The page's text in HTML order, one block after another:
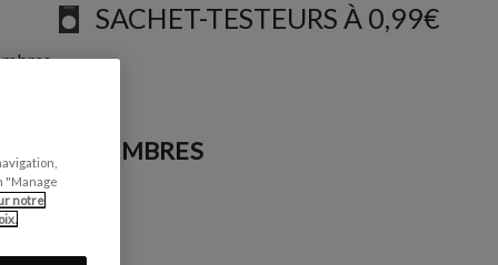
SACHET-TESTEURS À 0,99€
- GRIS SOMBRES
"Manage
notre